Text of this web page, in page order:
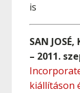
is
SAN
– 2011.
kiállításon